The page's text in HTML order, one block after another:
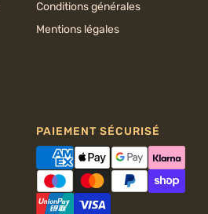
Conditions générales
Mentions légales
PAIEMENT SÉCURISÉ